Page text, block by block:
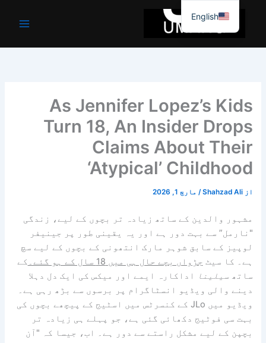
جائیں۔
As Jennifer Lopez’s Kids
Turn 18, An Insider Drops
Claims About Their
‘Atypical’ Childhood
از Shahzad Ali
/ مارچ 1, 2026
مشہور والدین کے ساتھ زیادہ تر بچوں کے لیے، زندگی
"نارمل” سے بہت دور ہے اور یہ یقینی طور پر جینیفر
لوپیز کے سابق شوہر مارک انتھونی کے بچوں کے لیے سچ
ہے۔ کا سیٹ جڑواں بچے حال ہی میں 18 سال کے ہو گئے۔
کے
ساتھ سیلینا
اداکارہ ایمے اور میکس کی ایک دل دہلا
دینے والی ویڈیو انسٹاگرام پر برسوں سے بڑھ رہی ہے۔
ویڈیو میں JLo کے کنسرٹس میں اسٹیج کے پیچھے بچوں کی
بہت سی فوٹیج دکھائی گئی ہے، جو پہلے ہی زیادہ تر
بچپن کے لیے مشکل راستے سے دور ہے۔ اب، جیسا کہ "آن
English